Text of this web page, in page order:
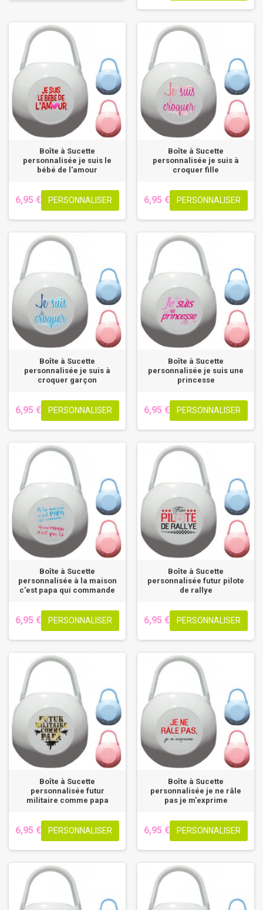
Boîte à Sucette
personnalisée je suis le
bébé de l'amour
6,95 € PERSONNALISER
Boîte à Sucette
personnalisée je suis à
croquer fille
6,95 € PERSONNALISER
Boîte à Sucette
personnalisée je suis à
croquer garçon
6,95 € PERSONNALISER
Boîte à Sucette
personnalisée je suis une
princesse
6,95 € PERSONNALISER
Boîte à Sucette
personnalisée à la maison
c'est papa qui commande
6,95 € PERSONNALISER
Boîte à Sucette
personnalisée futur pilote
de rallye
6,95 € PERSONNALISER
Boîte à Sucette
personnalisée futur
militaire comme papa
6,95 € PERSONNALISER
Boîte à Sucette
personnalisée je ne râle
pas je m'exprime
6,95 € PERSONNALISER